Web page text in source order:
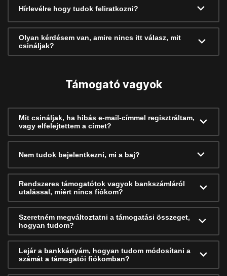
Hírlevélre hogy tudok feliratkozni?
Olyan kérdésem van, amire nincs itt válasz, mit
csináljak?
Támogató vagyok
Mit csináljak, ha hibás e-mail-címmel regisztráltam,
vagy elfelejtettem a címet?
Nem tudok bejelentkezni, mi a baj?
Rendszeres támogatótok vagyok bankszámláról
utalással, miért nincs fiókom?
Szeretném megváltoztatni a támogatási összeget,
hogyan tudom?
Lejár a bankkártyám, hogyan tudom módosítani a
számát a támogatói fiókomban?